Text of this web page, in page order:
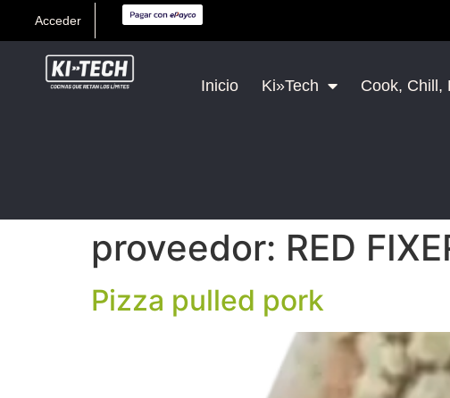
Acceder
Inicio Ki»Tech Cook, Chill,
proveedor: RED
Pizza pulled pork